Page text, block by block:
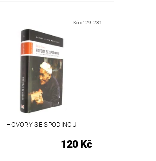
Kód: 29-231
HOVORY SE SPODINOU
120 Kč